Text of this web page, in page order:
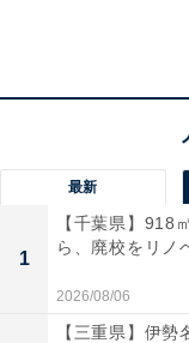
最新
1
【千葉県】918
ら、廃校をリノ
2026/08/06
【三重県】伊